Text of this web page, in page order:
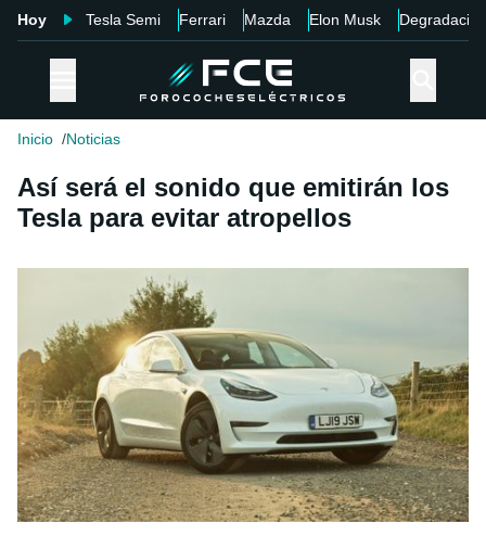
Hoy Tesla Semi Ferrari Mazda Elon Musk Degradación
Inicio Noticias
Así será el sonido que emitirán los
Tesla para evitar atropellos